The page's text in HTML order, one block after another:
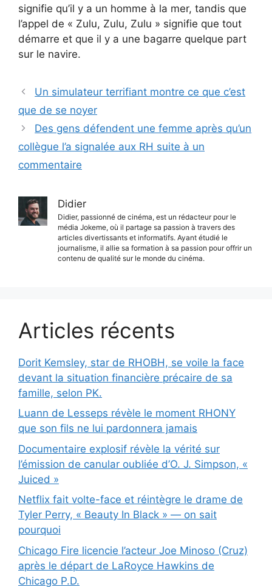
signifie qu’il y a un homme à la mer, tandis que
l’appel de « Zulu, Zulu, Zulu » signifie que tout
démarre et que il y a une bagarre quelque part
sur le navire.
Un simulateur terrifiant montre ce que c’est
que de se noyer
Des gens défendent une femme après qu’un
collègue l’a signalée aux RH suite à un
commentaire
Didier
Didier, passionné de cinéma, est un rédacteur pour le
média Jokeme, où il partage sa passion à travers des
articles divertissants et informatifs. Ayant étudié le
journalisme, il allie sa formation à sa passion pour offrir un
contenu de qualité sur le monde du cinéma.
Articles récents
Dorit Kemsley, star de RHOBH, se voile la face
devant la situation financière précaire de sa
famille, selon PK.
Luann de Lesseps révèle le moment RHONY
que son fils ne lui pardonnera jamais
Documentaire explosif révèle la vérité sur
l’émission de canular oubliée d’O. J. Simpson, «
Juiced »
Netflix fait volte-face et réintègre le drame de
Tyler Perry, « Beauty In Black » — on sait
pourquoi
Chicago Fire licencie l’acteur Joe Minoso (Cruz)
après le départ de LaRoyce Hawkins de
Chicago P.D.